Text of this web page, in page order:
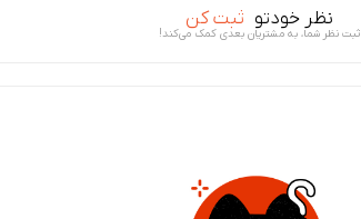
نظر خودتو ثبت کن
ثبت نظر شما، به مشتریان بعدی کمک می‌کند!